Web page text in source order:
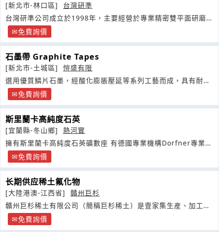
[新北市-林口區]
台灣研準
台灣研準公司成立於1998年，主要經營於專業精密雙平面研磨加
工及精密切割代工
免費詢價
石墨帶 Graphite Tapes
[新北市-土城區]
愷盛有限
選用優質鱗片石墨，經酸化膨脹壓延等系列工藝而成，具有耐
高、低溫
免費詢價
斯里蘭卡高純度石英
[宜蘭縣-冬山鄉]
熱河實
擁有斯里蘭卡高純度石英礦數座 有德國專業機構Dorfner專業檢
測分析報告
免費詢價
长期供应稀土氟化物
[大陸港澳-江西省]
贛州巨杉
贛州巨杉稀土有限公司（簡稱巨杉稀土）是壹家集生産、加工、
貿易于壹體的稀土高新技術企業
免費詢價